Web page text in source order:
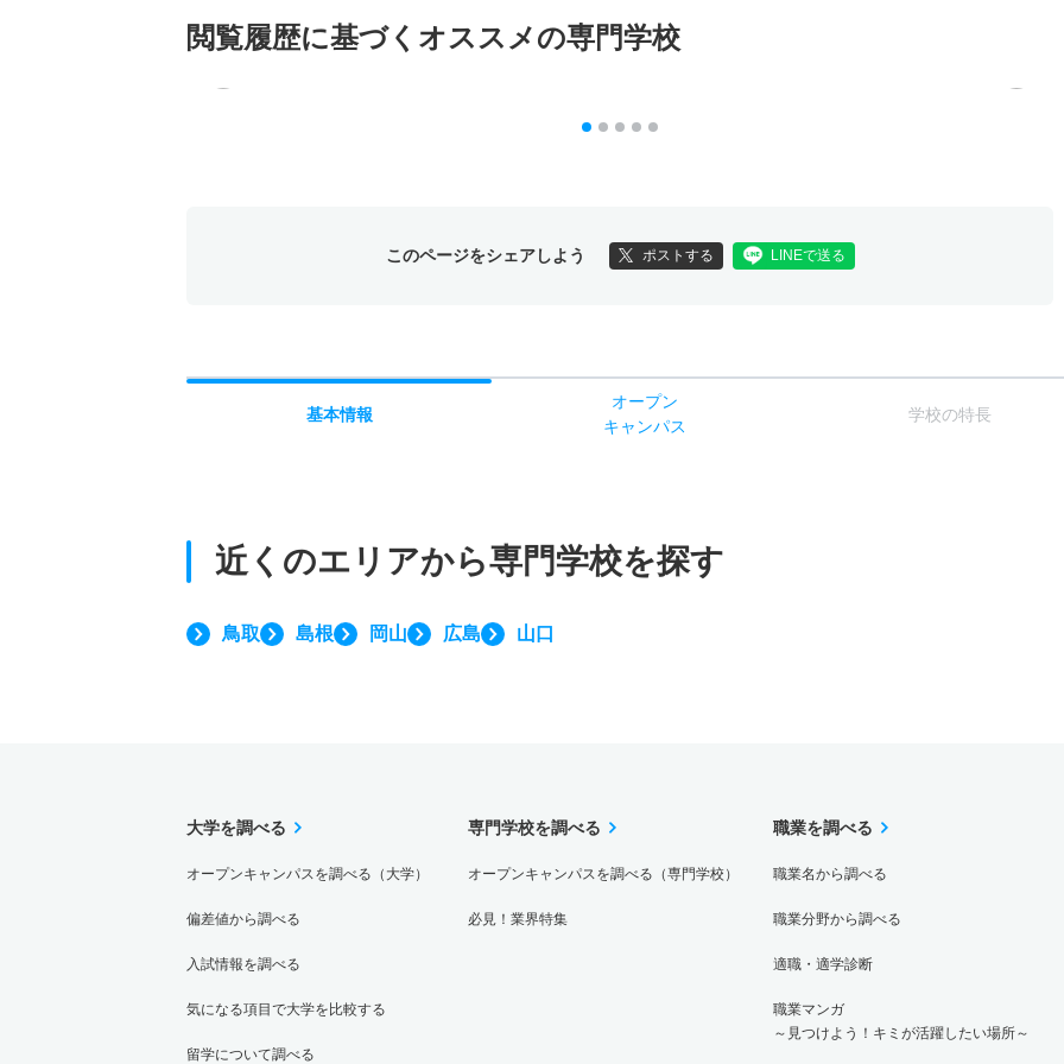
閲覧履歴に基づく オススメの専門学校
このページをシェアしよう ポストする LINEで送る
基本情報
オープン
キャンパス
学校の特長
近くのエリアから専門学校を探す
鳥取 島根 岡山 広島 山口
大学を調べる
オープンキャンパスを調べる（大学）
偏差値から調べる
入試情報を調べる
気になる項目で大学を比較する
留学について調べる
専門学校を調べる
オープンキャンパスを調べる（専門学校）
必見！業界特集
職業を調べる
職業名から調べる
職業分野から調べる
適職・適学診断
職業マンガ
～見つけよう！キミが活躍したい場所～